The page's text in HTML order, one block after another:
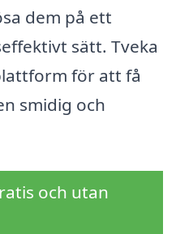
dem på ett
sätt. Tveka
för att få
smidig och
och utan